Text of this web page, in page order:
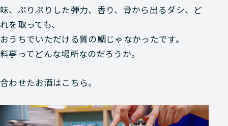
味、ぷりぷりした弾力、香り、骨から出るダシ、ど
れを取っても、
おうちでいただける質の鯛じゃなかったです。
料亭ってどんな場所なのだろうか。
合わせたお酒はこちら。